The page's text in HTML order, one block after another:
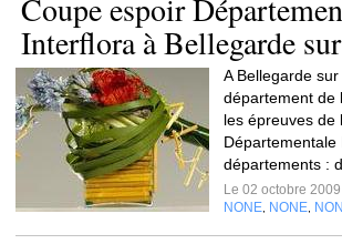
Coupe espoir
Interflora à Bellegarde
A Bellegarde
département de
les épreuves de
départements :
Le 02 octobre
NONE NONE